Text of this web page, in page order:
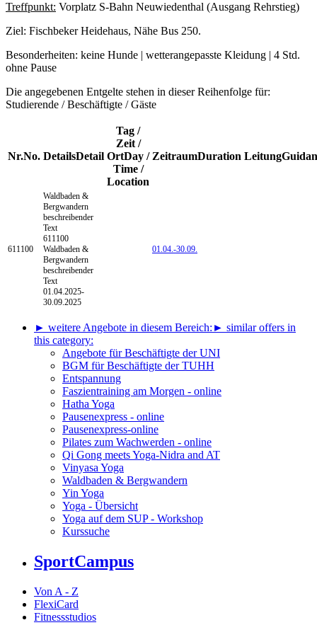
Treffpunkt: Vorplatz S-Bahn Neuwiedenthal (Ausgang Rehrstieg)
Ziel: Fischbeker Heidehaus, Nähe Bus 250.
Besonderheiten: keine Hunde | wetterangepasste Kleidung | 4 Std.
ohne Pause
Die angegebenen Entgelte stehen in dieser Reihenfolge für:
Studierende / Beschäftigte / Gäste
Nr.No. DetailsDetail
Tag /
Zeit /
OrtDay /
Time /
Location
ZeitraumDuration Leitung
611100
Waldbaden &
Bergwandern
beschreibender
Text
611100
Waldbaden &
Bergwandern
beschreibender
Text
01.04.2025-
30.09.2025
01.04.-30.09.
► weitere Angebote in diesem Bereich: ► similar offers in
this category:
Angebote für Beschäftigte der UNI
BGM für Beschäftigte der TUHH
Entspannung
Faszientraining am Morgen - online
Hatha Yoga
Pausenexpress - online
Pausenexpress-online
Pilates zum Wachwerden - online
Qi Gong meets Yoga-Nidra and AT
Vinyasa Yoga
Waldbaden & Bergwandern
Yin Yoga
Yoga - Übersicht
Yoga auf dem SUP - Workshop
Kurssuche
SportCampus
Von A - Z
FlexiCard
Fitnessstudios